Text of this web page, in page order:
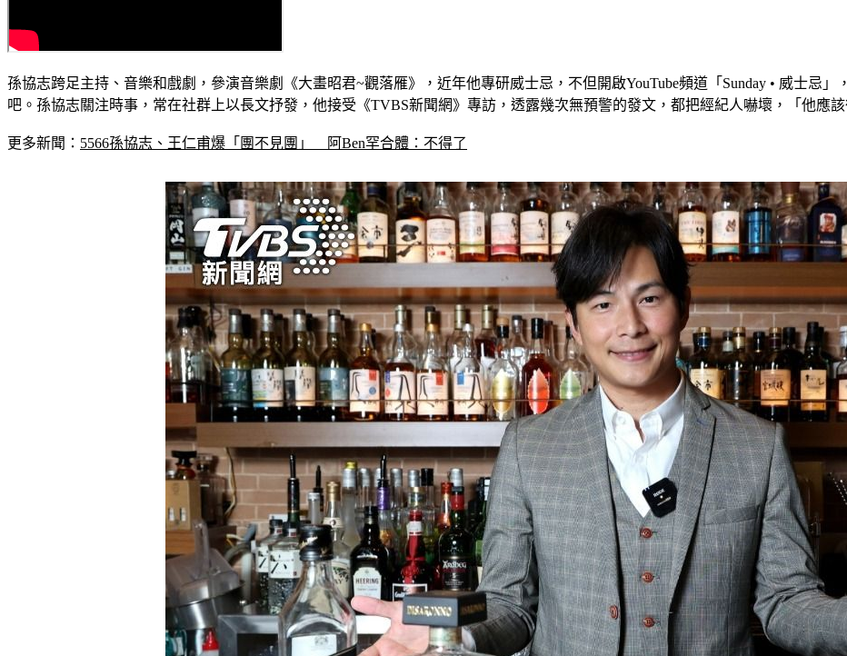
孫協志跨足主持、音樂和戲劇，參演音樂劇《大畫昭君~觀落雁》，近年他專研威士忌，不但開啟YouTube頻道「Sunday • 威士忌
吧。孫協志關注時事，常在社群上以長文抒發，他接受《TVBS新聞網》專訪，透露幾次無預警的發文，都把經紀人嚇壞，「他應
更多新聞： 5566孫協志、王仁甫爆「團不見團」　阿Ben罕合體：不得了